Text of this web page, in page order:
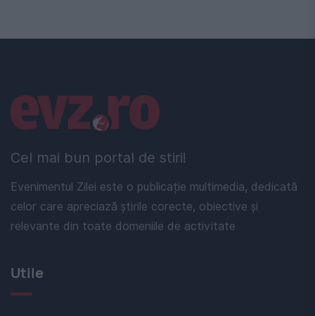
Cel mai bun portal de stiri!
Evenimentul Zilei este o publicație multimedia, dedicată
celor care apreciază știrile corecte, obiective și
relevante din toate domeniile de activitate
Linkuri utile
Utile